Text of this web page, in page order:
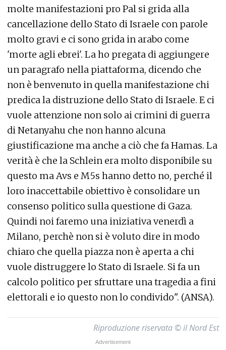
molte manifestazioni pro Pal si grida alla
cancellazione dello Stato di Israele con parole
molto gravi e ci sono grida in arabo come
'morte agli ebrei'. La ho pregata di aggiungere
un paragrafo nella piattaforma, dicendo che
non è benvenuto in quella manifestazione chi
predica la distruzione dello Stato di Israele. E ci
vuole attenzione non solo ai crimini di guerra
di Netanyahu che non hanno alcuna
giustificazione ma anche a ciò che fa Hamas. La
verità è che la Schlein era molto disponibile su
questo ma Avs e M5s hanno detto no, perché il
loro inaccettabile obiettivo è consolidare un
consenso politico sulla questione di Gaza.
Quindi noi faremo una iniziativa venerdì a
Milano, perchè non si è voluto dire in modo
chiaro che quella piazza non è aperta a chi
vuole distruggere lo Stato di Israele. Si fa un
calcolo politico per sfruttare una tragedia a fini
elettorali e io questo non lo condivido". (ANSA).
Riproduzione riservata © il Nord Est